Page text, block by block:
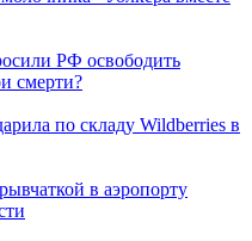
РФ освободить
смерти?
по складу Wildberries в
в аэропорту